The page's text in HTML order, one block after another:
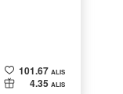
101.67 ALIS
4.35 ALIS